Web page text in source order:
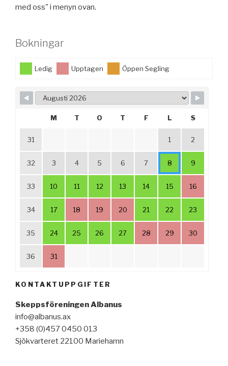
med oss" i menyn ovan.
Bokningar
Ledig Upptagen Öppen Segling
M T O T F L S
31 1 2
32 3 4 5 6 7 8 9
33 10 11 12 13 14 15 16
34 17 18 19 20 21 22 23
35 24 25 26 27 28 29 30
36 31
KONTAKTUPPGIFTER
Skeppsföreningen Albanus
info@albanus.ax
+358 (0)457 0450 013
Sjökvarteret 22100 Mariehamn